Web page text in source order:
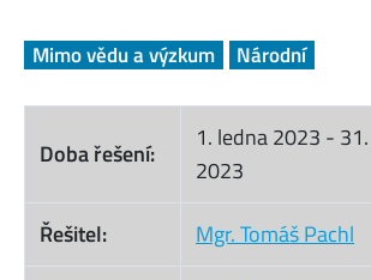
Mimo vědu a výzkum Národní
Doba řešení:
1. ledna 2023 -
2023
Řešitel:
Mgr. Tomáš Pachl